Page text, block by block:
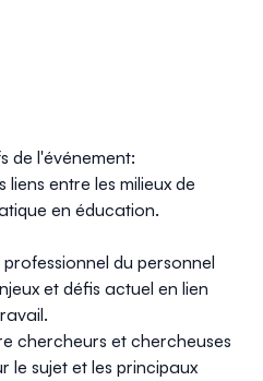
de l'événement:
liens entre les milieux de
en éducation.
du personnel
et défis actuel en lien
chercheurs et chercheuses
le sujet et les principaux